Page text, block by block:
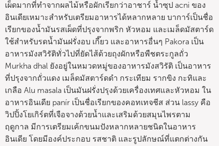
เผ็ดมากที่ทำจากผลไม้หรือผักเรียกว่าอาชาร์ น้ำซุป acni ของ
อินเดียเหมาะสำหรับเตรียมอาหารได้หลากหลาย บาการ์เป็นชื่อ
เรียกของน้ำมันรสเผ็ดที่ปรุงจากพริก หัวหอม และเมล็ดมัสตาร์ด
ใช้สำหรับรดน้ำมันฝรั่งอบ เกี๊ยว และอาหารอื่นๆ Pakora เป็น
อาหารมังสวิรัติทั่วไปที่ยัดไส้ด้วยถุงผักหรือพืชตระกูลถั่ว
Murkha dhal ยังอยู่ในหมวดหมู่ของอาหารมังสวิรัติ เป็นอาหาร
ที่ปรุงจากถั่วแดง เมล็ดมัสตาร์ดดำ กระเทียม รากขิง กะทิและ
เกลือ Alu masala เป็นมันฝรั่งปรุงด้วยเครื่องเทศและหัวหอม ใน
อาหารอินเดีย panír เป็นชื่อเรียกของคอทเทจชีส ส่วน lassy คือ
วิปปิ้งโยเกิร์ตที่เจือจางด้วยน้ำและเสริมด้วยสมุนไพรตาม
ฤดูกาล มีการเตรียมเค้กขนมปังหลากหลายชนิดในอาหาร
อินเดีย โดยมีองค์ประกอบ รสชาติ และรูปลักษณ์ที่แตกต่างกัน